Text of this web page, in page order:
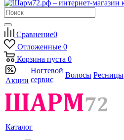
Сравнение0
Отложенные 0
Корзина пуста 0
Акции
Ногтевой
сервис
Волосы Ресницы
Каталог